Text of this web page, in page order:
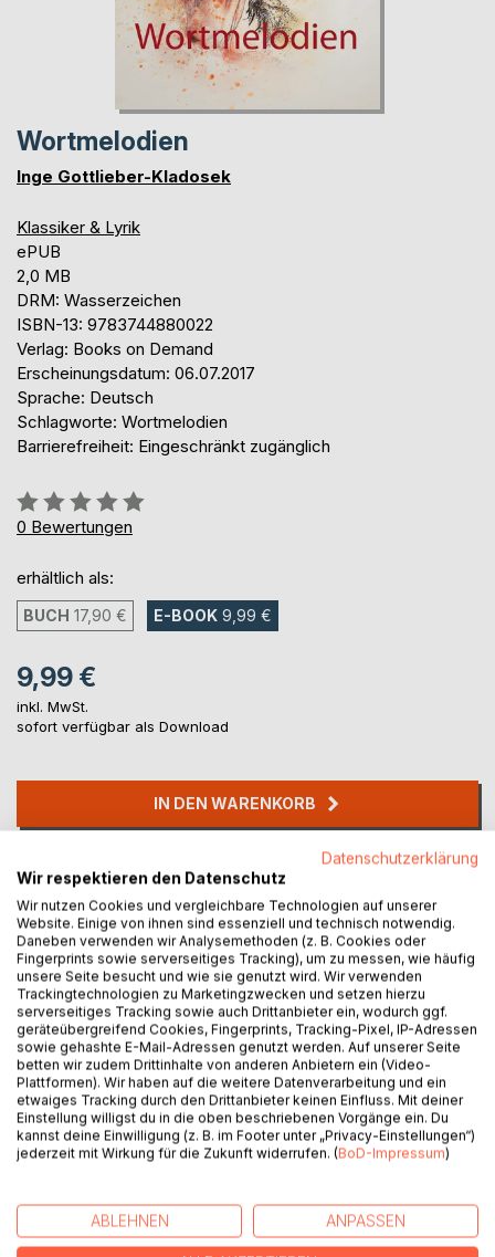
Wortmelodien
Inge Gottlieber-Kladosek
Klassiker & Lyrik
ePUB
2,0 MB
DRM: Wasserzeichen
ISBN-13: 9783744880022
Verlag: Books on Demand
Erscheinungsdatum: 06.07.2017
Sprache: Deutsch
Schlagworte: Wortmelodien
Barrierefreiheit: Eingeschränkt zugänglich
Bewertung::
0%
0 Bewertungen
erhältlich als:
BUCH 17,90 € E-BOOK 9,99 €
9,99 €
inkl. MwSt.
sofort verfügbar als Download
IN DEN WARENKORB
Auf die Merkliste
Titel bewerten
BESCHREIBUNG
Es ist wie eine unbeschwerte Reise durch das Leben, die
sich auf dem schmalen Pfad zwischen Poesie und
Höhen und Tiefen. Bunte Facetten zeichnen Spuren, in
denen sich der Leser immer wieder findet.
Datenschutzerklärung
Wir respektieren den Datenschutz
Wir nutzen Cookies und vergleichbare Technologien auf unserer
Website. Einige von ihnen sind essenziell und technisch notwendig.
Daneben verwenden wir Analysemethoden (z. B. Cookies oder
Fingerprints sowie serverseitiges Tracking), um zu messen, wie häufig
unsere Seite besucht und wie sie genutzt wird. Wir verwenden
Trackingtechnologien zu Marketingzwecken und setzen hierzu
serverseitiges Tracking sowie auch Drittanbieter ein, wodurch ggf.
geräteübergreifend Cookies, Fingerprints, Tracking-Pixel, IP-Adressen
sowie gehashte E-Mail-Adressen genutzt werden. Auf unserer Seite
betten wir zudem Drittinhalte von anderen Anbietern ein (Video-
Plattformen). Wir haben auf die weitere Datenverarbeitung und ein
etwaiges Tracking durch den Drittanbieter keinen Einfluss. Mit deiner
Einstellung willigst du in die oben beschriebenen Vorgänge ein. Du
kannst deine Einwilligung (z. B. im Footer unter „Privacy-Einstellungen“)
jederzeit mit Wirkung für die Zukunft widerrufen. (BoD-Impressum)
ABLEHNEN ANPASSEN